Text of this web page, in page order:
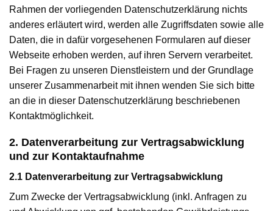
Rahmen der vorliegenden Datenschutzerklärung nichts
anderes erläutert wird, werden alle Zugriffsdaten sowie alle
Daten, die in dafür vorgesehenen Formularen auf dieser
Webseite erhoben werden, auf ihren Servern verarbeitet.
Bei Fragen zu unseren Dienstleistern und der Grundlage
unserer Zusammenarbeit mit ihnen wenden Sie sich bitte
an die in dieser Datenschutzerklärung beschriebenen
Kontaktmöglichkeit.
2. Datenverarbeitung zur Vertragsabwicklung
und zur Kontaktaufnahme
2.1 Datenverarbeitung zur Vertragsabwicklung
Zum Zwecke der Vertragsabwicklung (inkl. Anfragen zu